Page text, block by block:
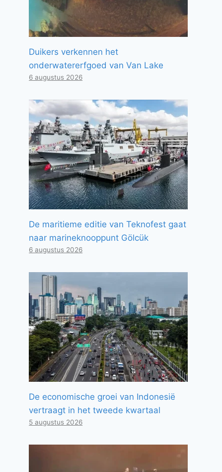
Duikers verkennen het
onderwatererfgoed van Van Lake
6 augustus 2026
De maritieme editie van Teknofest gaat
naar marineknooppunt Gölcük
6 augustus 2026
De economische groei van Indonesië
vertraagt ​​in het tweede kwartaal
5 augustus 2026